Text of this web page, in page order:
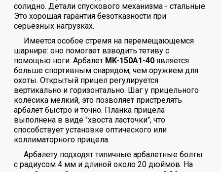
солидно. Детали спускового механизма - стальные.
Это хорошая гарантия безотказности при
серьёзных нагрузках.
Имеется особое стремя на перемещающемся
шарнире: оно помогает взводить тетиву с
помощью ноги. Арбалет MK-150A1-40 является
больше спортивным снарядом, чем оружием для
охоты. Открытый прицел регулируется
вертикально и горизонтально. Шаг у прицельного
колесика мелкий, это позволяет пристрелять
арбалет быстро и точно. Планка прицела
выполнена в виде "хвоста ласточки", что
способствует установке оптического или
коллиматорного прицела.
Арбалету подходят типичные арбалетные болты
с радиусом 4 мм и длиной около 20 дюймов. На